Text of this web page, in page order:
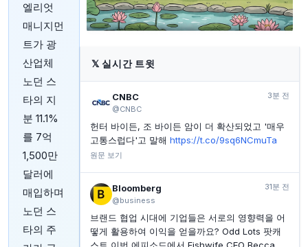
엘리엇
매니지먼
트가 광
산업체
노던 스
타의 지
분 11.1%
를 7억
1,500만
달러에
매입하며
노던 스
타의 주
YAHOO FINANCE 51분 전
오로라 캐너비스, 국제 성장세 대비 저평가된 이유 – 분
YAHOO FINANCE
IRMAA 깜짝 경고: 401(k) 인출이 2년 뒤 메디케어 추가
부담금을 촉발하는 방법
YAHOO FINANCE
알파벳과 아마존 없이도 S&P 500, 역사상 최대 실적 어
닝 서프라이즈 달성
2027년 성과 기반 임금 인상 복귀, 하지만 인상폭은 크
지 않을 전망
YAHOO FINANCE 55분 전
경쟁이 치열해지고 있지만, 메드테크 분야에서 인튜이
티브 서지컬이 여전히 가장 현명한 선택인 이유
𝕏 실시간 트윗
CNBC
@CNBC
3분 전
헌터 바이든, 조 바이든 암이 더 확산되었고 '매우
고통스럽다'고 말해 https://t.co/9sq6NCmuTa
원문 보기
Bloomberg
@business
31분 전
브랜드 협업 시대에 기업들은 서로의 영향력을 어
떻게 활용하여 이익을 얻을까요? Odd Lots 팟캐